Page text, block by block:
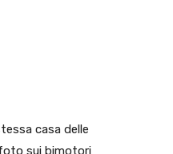
casa delle
sui bimotori